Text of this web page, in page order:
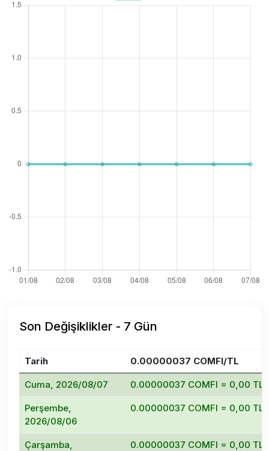
Son Değişiklikler - 7 Gün
Tarih 0.00000037 COMFI/TL
Cuma, 2026/08/07 0.00000037 COMFI = 0,00 TL
Perşembe,
2026/08/06
0.00000037 COMFI = 0,00 TL
Çarşamba,
0.00000037 COMFI = 0,00 TL